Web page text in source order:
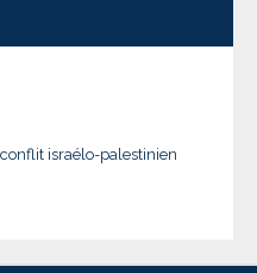
israélo-palestinien